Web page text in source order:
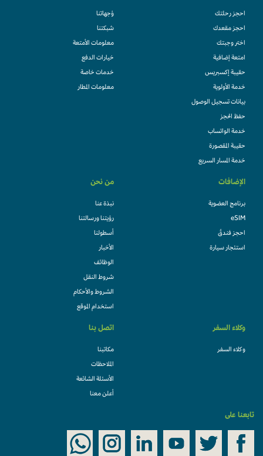
احجز رحلتك
احجز مقعدك
اختر وجبتك
امتعة إضافية
حقيبة إكسبريس
خدمة الأولوية
بيانات تسجيل الوصول
حفظ الحجز
خدمة الواتساب
حقيبة المقصورة
خدمة المسار السريع
وُجهاتنا
شبكتنا
معلومات الأمتعة
خيارات الدفع
خدمات خاصة
معلومات المطار
الإضافات
برنامج العضوية
eSIM
احجز فندقً
استئجار سيارة
من نحن
نبذة عنا
رؤيتنا ورسالتنا
أسطولنا
الأخبار
الوظائف
شروط النقل
الشروط والأحكام
استخدام الموقع
وكلاء السفر
وكلاء السفر
اتصل بنا
مكاتبنا
الملاحظات
الأسئلة الشائعة
أعلن معنا
تابعنا على